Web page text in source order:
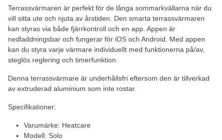
Terrassvärmaren är perfekt för de långa sommarkvällarna när du
vill sitta ute och njuta av årstiden. Den smarta terrassvärmaren
kan styras via både fjärrkontroll och en app. Appen är
nedladdningsbar och fungerar för iOS och Android. Med appen
kan du styra varje värmare individuellt med funktionerna på/av,
steglös reglering och timerfunktion.
Denna terrassvärmare är underhållsfri eftersom den är tillverkad
av extruderad aluminium som inte rostar.
Specifikationer:
Varumärke: Heatcare
Modell: Solo